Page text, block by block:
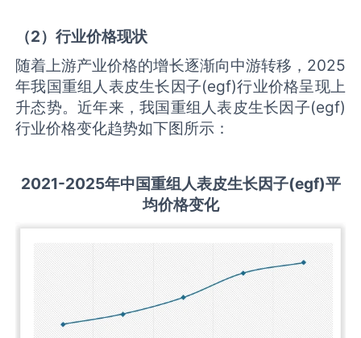
（2）行业价格现状
随着上游产业价格的增长逐渐向中游转移，2025
年我国重组人表皮生长因子(egf)行业价格呈现上
升态势。近年来，我国重组人表皮生长因子(egf)
行业价格变化趋势如下图所示：
2021-2025年中国重组人表皮生长因子(egf)平
均价格变化